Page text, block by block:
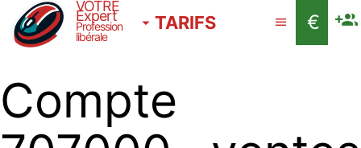
VOTRE
Expert
Profession
libérale
TARIFS €
Compte